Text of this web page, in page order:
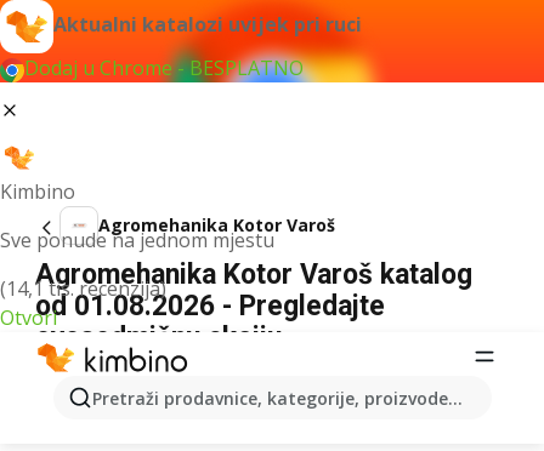
Aktualni katalozi uvijek pri ruci
Dodaj u Chrome - BESPLATNO
Kimbino
Sve ponude na jednom mjestu
(14,1 tis. recenzija)
Otvori
Pretraži prodavnice, kategorije, proizvode...
Agromehanika Kotor Varoš
Agromehanika Kotor Varoš katalog
od 01.08.2026 - Pregledajte
ovosedmičnu akciju